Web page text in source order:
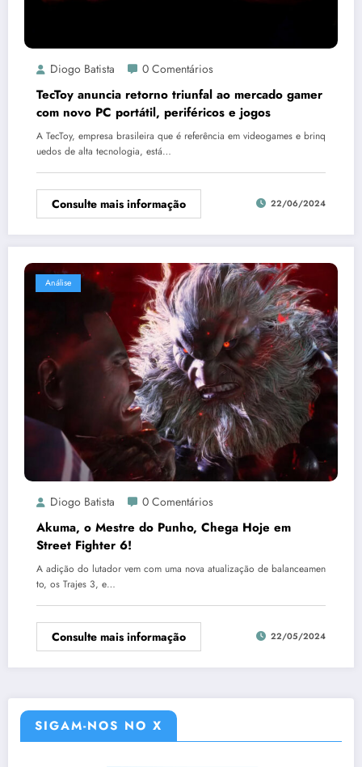
Diogo Batista 0 Comentários
TecToy anuncia retorno triunfal ao mercado gamer
com novo PC portátil, periféricos e jogos
A TecToy, empresa brasileira que é referência em videogames e brinq
uedos de alta tecnologia, está…
Consulte mais informação 22/06/2024
Análise
Diogo Batista 0 Comentários
Akuma, o Mestre do Punho, Chega Hoje em
Street Fighter 6!
A adição do lutador vem com uma nova atualização de balanceamen
to, os Trajes 3, e…
Consulte mais informação 22/05/2024
SIGAM-NOS NO X